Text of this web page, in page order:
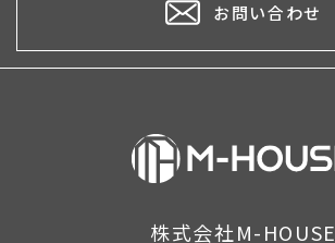
お問い合わせ
株式会社M-HOUSE